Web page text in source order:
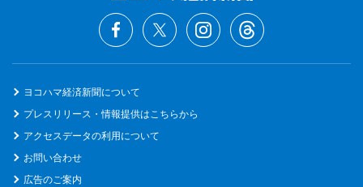
ヨコハマ経済新聞について
プレスリリース・情報提供はこちらから
アクセスデータの利用について
お問い合わせ
広告のご案内